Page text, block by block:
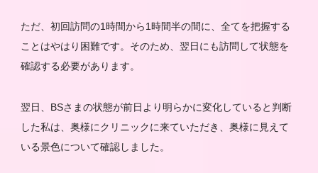
ただ、初回訪問の1時間から1時間半の間に、全てを把握する
ことはやはり困難です。そのため、翌日にも訪問して状態を
確認する必要があります。
翌日、BSさまの状態が前日より明らかに変化していると判断
した私は、奥様にクリニックに来ていただき、奥様に見えて
いる景色について確認しました。